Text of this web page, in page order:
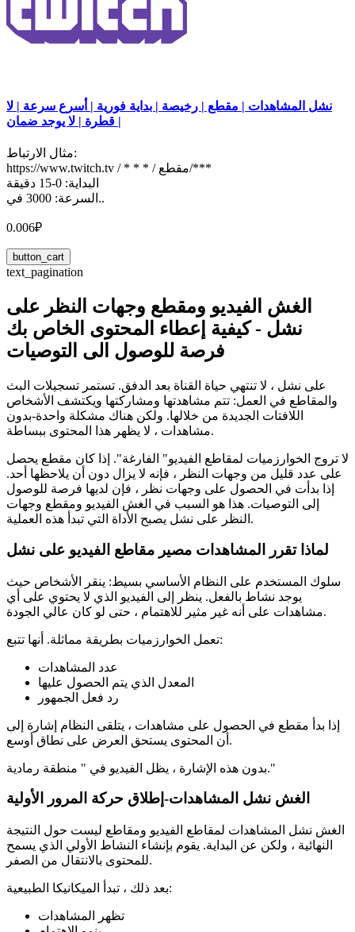
نشل المشاهدات | مقطع | رخيصة | بداية فورية | أسرع سرعة | لا
قطرة | لا يوجد ضمان |
مثال الارتباط:
https://www.twitch.tv / * * * / مقطع/***
البداية: 0-15 دقيقة
السرعة: 3000 في..
0.006₽
button_cart
text_pagination
الغش الفيديو ومقطع وجهات النظر على
نشل - كيفية إعطاء المحتوى الخاص بك
فرصة للوصول الى التوصيات
على نشل ، لا تنتهي حياة القناة بعد الدفق. تستمر تسجيلات البث
والمقاطع في العمل: تتم مشاهدتها ومشاركتها ويكتشف الأشخاص
اللافتات الجديدة من خلالها. ولكن هناك مشكلة واحدة-بدون
مشاهدات ، لا يظهر هذا المحتوى ببساطة.
لا تروج الخوارزميات لمقاطع الفيديو" الفارغة". إذا كان مقطع يحصل
على عدد قليل من وجهات النظر ، فإنه لا يزال دون أن يلاحظها أحد.
إذا بدأت في الحصول على وجهات نظر ، فإن لديها فرصة للوصول
إلى التوصيات. هذا هو السبب في الغش الفيديو ومقطع وجهات
النظر على نشل يصبح الأداة التي تبدأ هذه العملية.
لماذا تقرر المشاهدات مصير مقاطع الفيديو على نشل
سلوك المستخدم على النظام الأساسي بسيط: ينقر الأشخاص حيث
يوجد نشاط بالفعل. ينظر إلى الفيديو الذي لا يحتوي على أي
مشاهدات على أنه غير مثير للاهتمام ، حتى لو كان عالي الجودة.
تعمل الخوارزميات بطريقة مماثلة. أنها تتبع:
عدد المشاهدات
المعدل الذي يتم الحصول عليها
رد فعل الجمهور
إذا بدأ مقطع في الحصول على مشاهدات ، يتلقى النظام إشارة إلى
أن المحتوى يستحق العرض على نطاق أوسع.
بدون هذه الإشارة ، يظل الفيديو في " منطقة رمادية."
الغش نشل المشاهدات-إطلاق حركة المرور الأولية
الغش نشل المشاهدات لمقاطع الفيديو ومقاطع ليست حول النتيجة
النهائية ، ولكن عن البداية. يقوم بإنشاء النشاط الأولي الذي يسمح
للمحتوى بالانتقال من الصفر.
بعد ذلك ، تبدأ الميكانيكا الطبيعية:
تظهر المشاهدات